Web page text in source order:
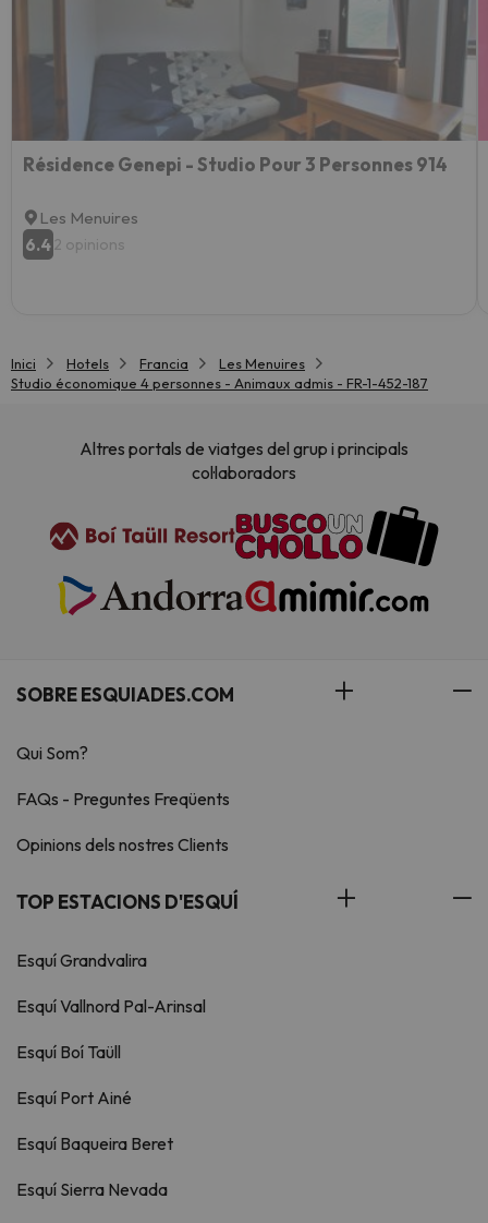
Résidence Genepi - Studio Pour 3 Personnes 914
Les Menuires
6.42 opinions
Inici Hotels Francia
Les Menuires
Studio économique 4 personnes - Animaux admis - FR-1-452-187
Altres portals de viatges del grup i principals
col·laboradors
SOBRE ESQUIADES.COM
Qui Som?
FAQs - Preguntes Freqüents
Opinions dels nostres Clients
TOP ESTACIONS D'ESQUÍ
Esquí Grandvalira
Esquí Vallnord Pal-Arinsal
Esquí Boí Taüll
Esquí Port Ainé
Esquí Baqueira Beret
Esquí Sierra Nevada